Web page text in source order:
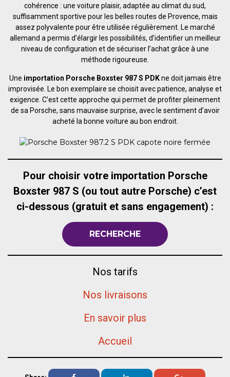
cohérence : une voiture plaisir, adaptée au climat du sud,
suffisamment sportive pour les belles routes de Provence, mais
assez polyvalente pour être utilisée régulièrement. Le marché
allemand a permis d’élargir les possibilités, d’identifier un meilleur
niveau de configuration et de sécuriser l’achat grâce à une
méthode rigoureuse.
Une importation Porsche Boxster 987 S PDKne doit jamais être
improvisée. Le bon exemplaire se choisit avec patience, analyse et
exigence. C’est cette approche qui permet de profiter pleinement
de sa Porsche, sans mauvaise surprise, avec le sentiment d’avoir
acheté la bonne voiture au bon endroit.
Pour choisir votre importation Porsche
Boxster 987 S (ou tout autre Porsche) c’est
ci-dessous (gratuit et sans engagement) :
RECHERCHE
Nos tarifs
Nos livraisons
En savoir plus
Accueil